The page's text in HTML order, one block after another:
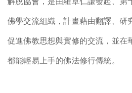
佛學交流組織，計畫藉由翻譯、研
促進佛教思想與實修的交流，並在
都能輕易上手的佛法修行傳統。